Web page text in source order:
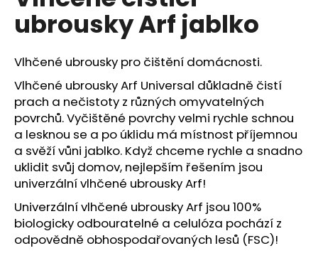
z
hviezdičiek.
ubrousky Arf jablko
Vlhčené ubrousky pro čištění domácnosti.
Vlhčené ubrousky Arf Universal důkladně čistí
prach a nečistoty z různých omyvatelných
povrchů. Vyčištěné povrchy velmi rychle schnou
a lesknou se a po úklidu má místnost příjemnou
a svěží vůni jablko. Když chceme rychle a snadno
uklidit svůj domov, nejlepším řešením jsou
univerzální vlhčené ubrousky Arf!
Univerzální vlhčené ubrousky Arf jsou 100%
biologicky odbouratelné a celulóza pochází z
odpovědně obhospodařovaných lesů (FSC)!
á
j
s
ť
?
HĽADAŤ
O
d